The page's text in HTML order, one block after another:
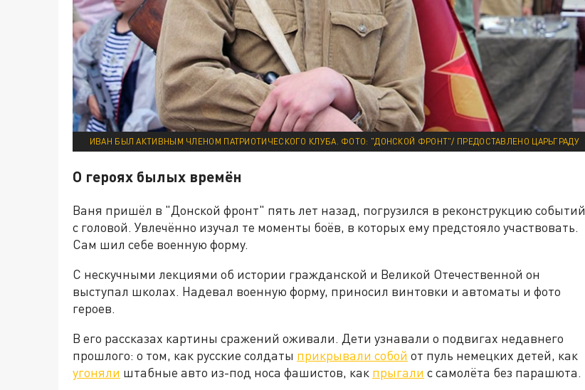
ИВАН БЫЛ АКТИВНЫМ ЧЛЕНОМ ПАТРИОТИЧЕСКОГО КЛУБА. ФОТО: "ДОНСКОЙ ФРОНТ"/ ПРЕДОСТАВЛЕНО ЦАРЬГРАДУ
О героях былых времён
Ваня пришёл в "Донской фронт" пять лет назад, погрузился в реконструкцию событий
с головой. Увлечённо изучал те моменты боёв, в которых ему предстояло участвовать.
Сам шил себе военную форму.
С нескучными лекциями об истории гражданской и Великой Отечественной он
выступал школах. Надевал военную форму, приносил винтовки и автоматы и фото
героев.
В его рассказах картины сражений оживали. Дети узнавали о подвигах недавнего
прошлого: о том, как русские солдаты прикрывали собой от пуль немецких детей, как
угоняли штабные авто из-под носа фашистов, как прыгали с самолёта без парашюта.